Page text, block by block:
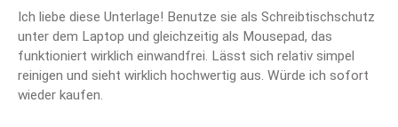
Ich liebe diese Unterlage! Benutze sie als Schreibtischschutz
unter dem Laptop und gleichzeitig als Mousepad, das
funktioniert wirklich einwandfrei. Lässt sich relativ simpel
reinigen und sieht wirklich hochwertig aus. Würde ich sofort
wieder kaufen.